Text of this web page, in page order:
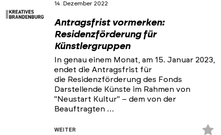
14. Dezember 2022
Antragsfrist vormerken:
Residenzförderung für
Künstlergruppen
In genau einem Monat, am 15. Januar 2023,
endet die Antragsfrist für
die Residenzförderung des Fonds
Darstellende Künste im Rahmen von
"Neustart Kultur" – dem von der
Beauftragten …
WEITER